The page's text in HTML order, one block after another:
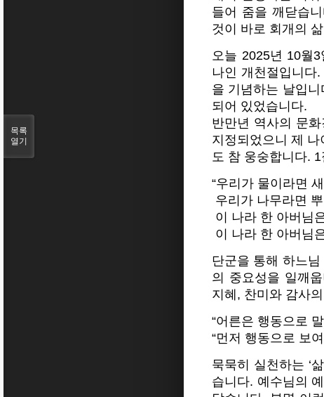
들어 줌을 깨닫습
것이 바로 회개의
오늘 2025년 10월
나인 개천절입니다
을 기념하는 날입
되어 있었습니다.
반만년 역사의 문
지정되었으니 제
도 참 웅숭합니다.
“우리가 물이라면
우리가 나무라면
이 나라 한 아버님
이 나라 한 아버님
단군을 통해 하느
의 중요성을 일깨
지혜, 찬미와 감사
“어른은 행동으로
“먼저 행동으로 보
묵묵히 실천하는 ‘
습니다. 예수님의
목록
열기